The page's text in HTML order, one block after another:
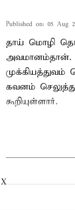
Published on: 05 Aug
தாய் மொழி
அவமானம்தான்.
முக்கியத்துவம்
கவனம்
கூறியுள்ளார்.
X